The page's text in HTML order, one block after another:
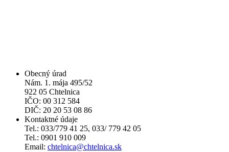
Obecný úrad
Nám. 1. mája 495/52
922 05 Chtelnica
IČO: 00 312 584
DIČ: 20 20 53 08 86
Kontaktné údaje
Tel.: 033/779 41 25, 033/ 779 42 05
Tel.: 0901 910 009
Email: chtelnica@chtelnica.sk